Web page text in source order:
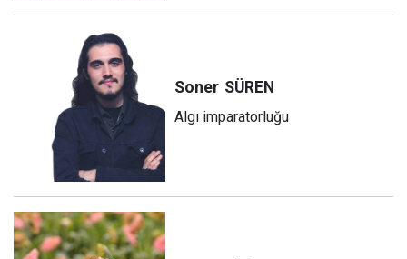
Soner SÜREN
Algı imparatorluğu